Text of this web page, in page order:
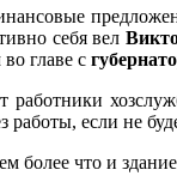
себя вел
главе с
работники
работы, если не
более что и